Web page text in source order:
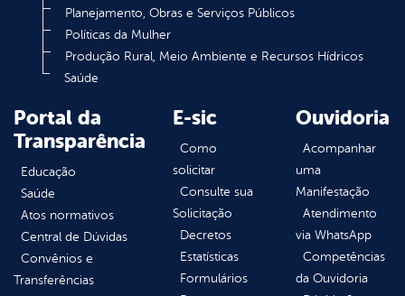
Planejamento, Obras e Serviços Públicos
Políticas da Mulher
Produção Rural, Meio Ambiente e Recursos Hídricos
Saúde
Portal da
Transparência
Educação
Saúde
Atos normativos
Central de Dúvidas
Convênios e
Transferências
E-sic
Como
solicitar
Consulte sua
Solicitação
Decretos
Estatísticas
Formulários
Ouvidoria
Acompanhar
uma
Manifestação
Atendimento
via WhatsApp
Competências
da Ouvidoria